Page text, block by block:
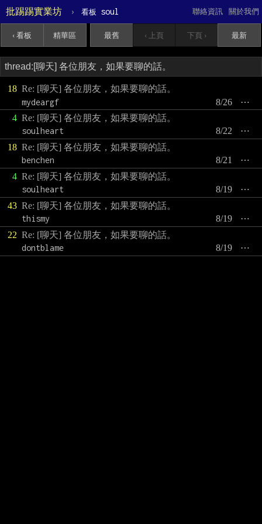
批踢踢實業坊 › 看板 soul 關於我們
聯絡資訊
‹ 看板 精華區 最舊 ‹ 上頁 下頁 › 最新
18 Re: [聊天] 各位朋友，如果要聊的話。
mydeargf
⋯
8/26
4 Re: [聊天] 各位朋友，如果要聊的話。
soulheart
⋯
8/22
18 Re: [聊天] 各位朋友，如果要聊的話。
benchen
⋯
8/21
4 Re: [聊天] 各位朋友，如果要聊的話。
soulheart
⋯
8/19
43 Re: [聊天] 各位朋友，如果要聊的話。
thismy
⋯
8/19
22 Re: [聊天] 各位朋友，如果要聊的話。
dontblame
⋯
8/19